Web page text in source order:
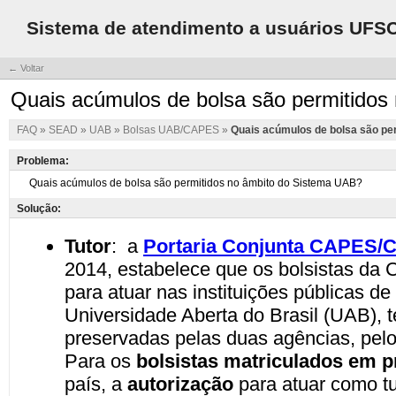
Sistema de atendimento a usuários
← Voltar
Quais acúmulos de bolsa são
FAQ » SEAD » UAB » Bolsas UAB/CAPES » Quais acúmulos de bolsa são
Problema:
Solução: